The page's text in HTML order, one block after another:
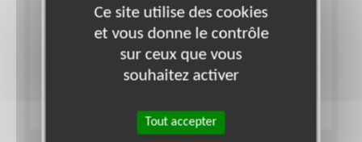
Ce site utilise des cookies
et vous donne le contrôle
sur ceux que vous
souhaitez activer
Tout accepter